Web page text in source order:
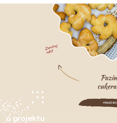
o projektu